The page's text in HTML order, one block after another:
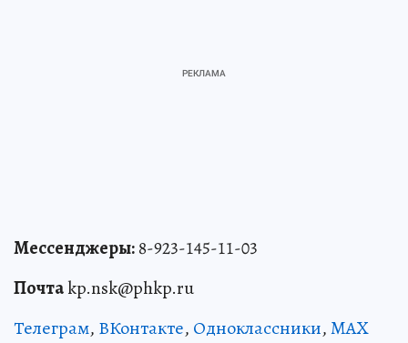
Мессенджеры:8-923-145-11-03
Почтаkp.nsk@phkp.ru
Телеграм, ВКонтакте, Одноклассники,MAX